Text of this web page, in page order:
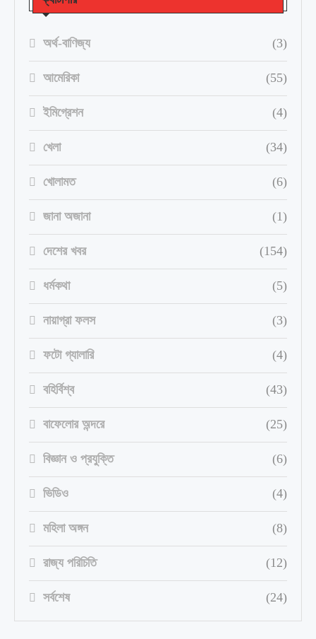
অর্থ-বাণিজ্য (3)
আমেরিকা (55)
ইমিগ্রেশন (4)
খেলা (34)
খোলামত (6)
জানা অজানা (1)
দেশের খবর (154)
ধর্মকথা (5)
নায়াগ্রা ফলস (3)
ফটো গ্যালারি (4)
বহির্বিশ্ব (43)
বাফেলোর অন্দরে (25)
বিজ্ঞান ও প্রযুক্তি (6)
ভিডিও (4)
মহিলা অঙ্গন (8)
রাজ্য পরিচিতি (12)
সর্বশেষ (24)